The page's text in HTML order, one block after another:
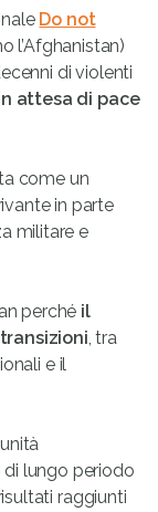
Do not
l’Afghanistan)
di violenti
attesa di pace
come un
in parte
militare e
perché il
, tra
e il
lungo periodo
raggiunti